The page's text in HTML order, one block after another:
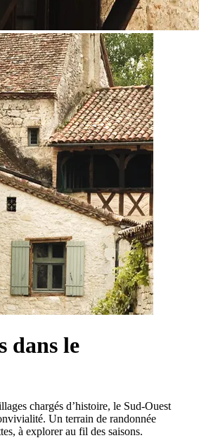
dans le
chargés d’histoire, le Sud-Ouest
Un terrain de randonnée
à explorer au fil des saisons.